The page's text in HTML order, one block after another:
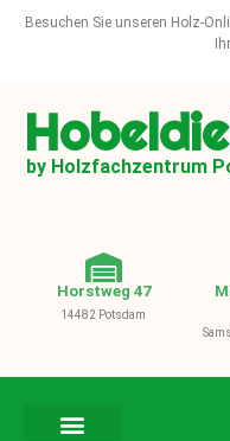
Besuchen Sie unseren Holz-
by Holzfachzentrum
Horstweg 47
14482 Potsdam